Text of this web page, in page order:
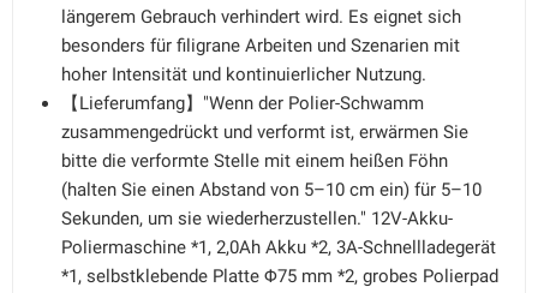
längerem Gebrauch verhindert wird. Es eignet sich
besonders für filigrane Arbeiten und Szenarien mit
hoher Intensität und kontinuierlicher Nutzung.
【Lieferumfang】"Wenn der Polier-Schwamm
zusammengedrückt und verformt ist, erwärmen Sie
bitte die verformte Stelle mit einem heißen Föhn
(halten Sie einen Abstand von 5–10 cm ein) für 5–10
Sekunden, um sie wiederherzustellen." 12V-Akku-
Poliermaschine *1, 2,0Ah Akku *2, 3A-Schnellladegerät
*1, selbstklebende Platte Φ75 mm *2, grobes Polierpad